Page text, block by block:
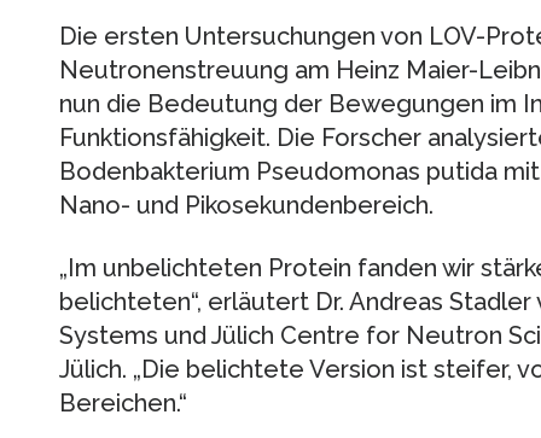
Die ersten Untersuchungen von LOV-
Neutronenstreuung am Heinz Maier-
nun die Bedeutung der Bewegungen im
Funktionsfähigkeit. Die Forscher
Bodenbakterium Pseudomonas putida
Nano- und Pikosekundenbereich.
„Im unbelichteten Protein fanden wir
belichteten“, erläutert Dr. Andreas
Systems und Jülich Centre for Neutron
Jülich. „Die belichtete Version ist steifer,
Bereichen.“